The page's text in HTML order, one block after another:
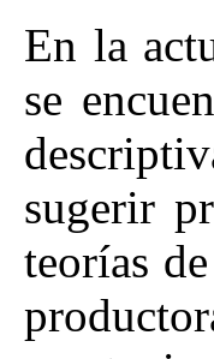
En la
se
sugerir
teorías